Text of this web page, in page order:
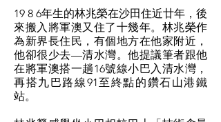
19 8 6年生的林兆榮在沙田住近廿年，後
來搬入將軍澳又住了十幾年。林兆榮作
為新界長住民，有個地方在他家附近，
他卻很少去—清水灣。他提議筆者跟他
在將軍澳搭一趟16號線小巴入清水灣，
再搭九巴路線91至終點的鑽石山港鐵
站。